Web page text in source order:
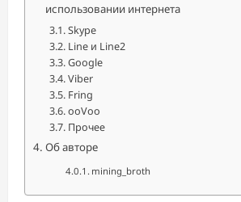
использовании интернета
Skype
Line и Line2
Google
Viber
Fring
ooVoo
Прочее
Об авторе
mining_broth